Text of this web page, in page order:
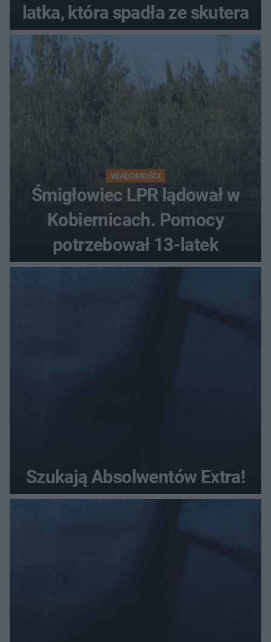
latka, która spadła ze skutera
WIADOMOŚCI
Śmigłowiec LPR lądował w
Kobiernicach. Pomocy
potrzebował 13-latek
Szukają Absolwentów Extra!